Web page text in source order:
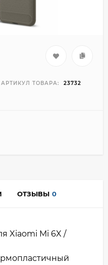
АРТИКУЛ ТОВАРА: 23732
ОТЗЫВЫ 0
Xiaomi Mi 6X /